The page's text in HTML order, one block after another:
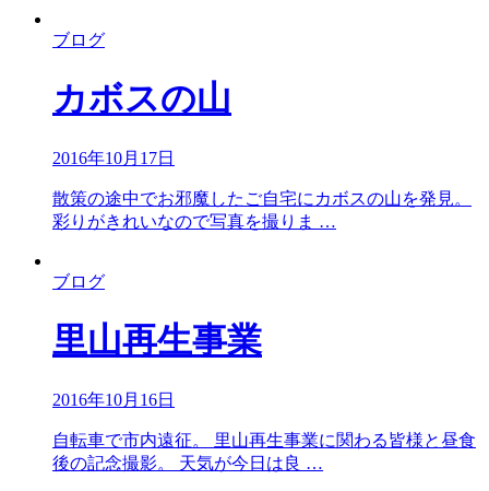
ブログ
カボスの山
2016年10月17日
散策の途中でお邪魔したご自宅にカボスの山を発見。
彩りがきれいなので写真を撮りま …
ブログ
里山再生事業
2016年10月16日
自転車で市内遠征。 里山再生事業に関わる皆様と昼食
後の記念撮影。 天気が今日は良 …